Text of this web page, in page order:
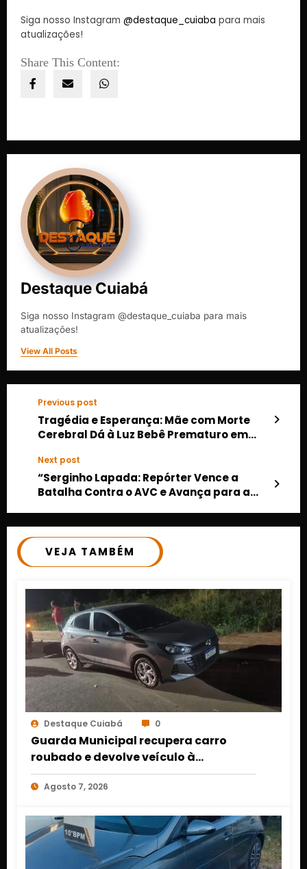
Siga nosso Instagram @destaque_cuiaba para mais
atualizações!
Share This Content:
Destaque Cuiabá
Siga nosso Instagram @destaque_cuiaba para mais
atualizações!
View All Posts
Previous post
Tragédia e Esperança: Mãe com Morte
Cerebral Dá à Luz Bebê Prematuro em
Next post
“Serginho Lapada: Repórter Vence a
Batalha Contra o AVC e Avança para a
VEJA TAMBÉM
Destaque Cuiabá 0
Guarda Municipal recupera carro
roubado e devolve veículo à
proprietária em Várzea Grande
Agosto 7, 2026